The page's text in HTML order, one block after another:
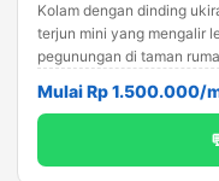
Kolam dengan dinding
terjun mini yang mengalir
pegunungan di taman
Mulai Rp 1.500.000/